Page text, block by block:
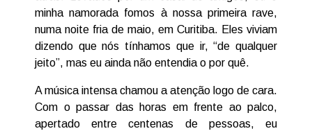
minha namorada fomos à nossa primeira rave,
numa noite fria de maio, em Curitiba. Eles viviam
dizendo que nós tínhamos que ir, “de qualquer
jeito”, mas eu ainda não entendia o por quê.
A música intensa chamou a atenção logo de cara.
Com o passar das horas em frente ao palco,
apertado entre centenas de pessoas, eu